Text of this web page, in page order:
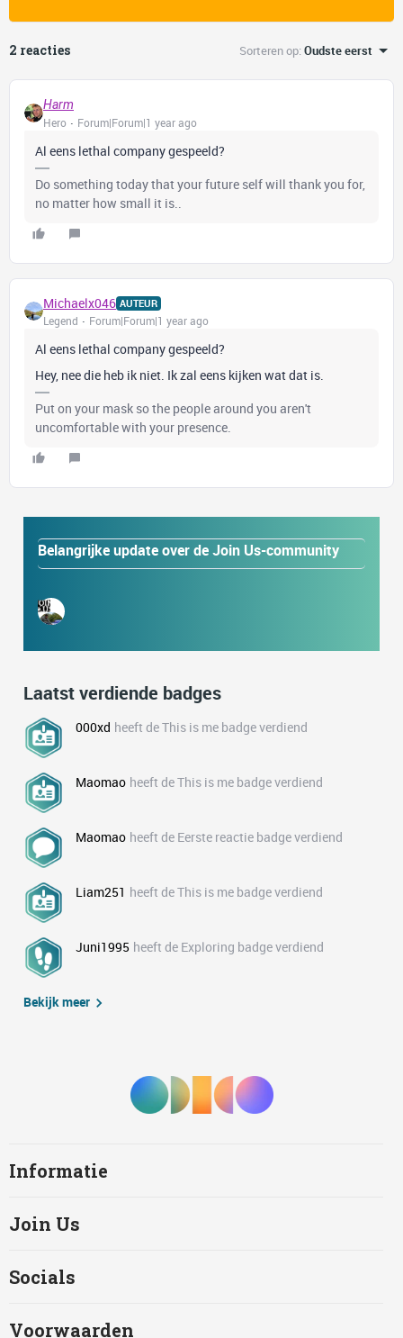
2 reacties Sorteren op:Oudste eerst
Harm
Hero
Forum|Forum|1 year ago
Al eens lethal company gespeeld?
Do something today that your future self will thank you for,
no matter how small it is..
Michaelx046 AUTEUR
Legend Forum|Forum|1 year ago
Al eens lethal company gespeeld?
Hey, nee die heb ik niet. Ik zal eens kijken wat dat is.
Put on your mask so the people around you aren't
uncomfortable with your presence.
Belangrijke update over de Join Us-community
Laatst verdiende badges
000xd heeft de This is me badge verdiend
Maomao heeft de This is me badge verdiend
Maomao heeft de Eerste reactie badge verdiend
Liam251 heeft de This is me badge verdiend
Juni1995 heeft de Exploring badge verdiend
Bekijk meer
Informatie
Join Us
Socials
Voorwaarden